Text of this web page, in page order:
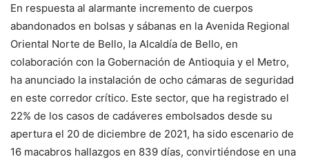
En respuesta al alarmante incremento de cuerpos
abandonados en bolsas y sábanas en la Avenida Regional
Oriental Norte de Bello, la Alcaldía de Bello, en
colaboración con la Gobernación de Antioquia y el Metro,
ha anunciado la instalación de ocho cámaras de seguridad
en este corredor crítico. Este sector, que ha registrado el
22% de los casos de cadáveres embolsados desde su
apertura el 20 de diciembre de 2021, ha sido escenario de
16 macabros hallazgos en 839 días, convirtiéndose en una